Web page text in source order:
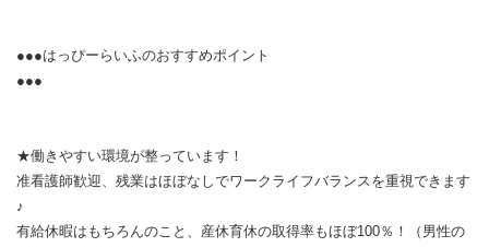
●●●はっぴーらいふのおすすめポイント
●●●
★働きやすい環境が整っています！
准看護師歓迎、残業はほぼなしでワークライフバランスを重視できます
♪
有給休暇はもちろんのこと、産休育休の取得率もほぼ100％！（男性の